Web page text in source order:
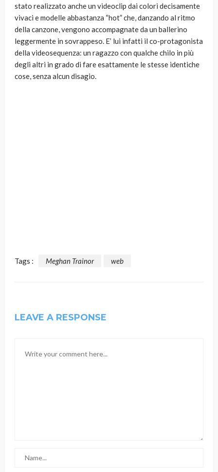
stato realizzato anche un videoclip dai colori decisamente
vivaci e modelle abbastanza “hot” che, danzando al ritmo
della canzone, vengono accompagnate da un ballerino
leggermente in sovrappeso. E’ lui infatti il co-protagonista
della videosequenza: un ragazzo con qualche chilo in più
degli altri in grado di fare esattamente le stesse identiche
cose, senza alcun disagio.
Tags : Meghan Trainor web
LEAVE A RESPONSE